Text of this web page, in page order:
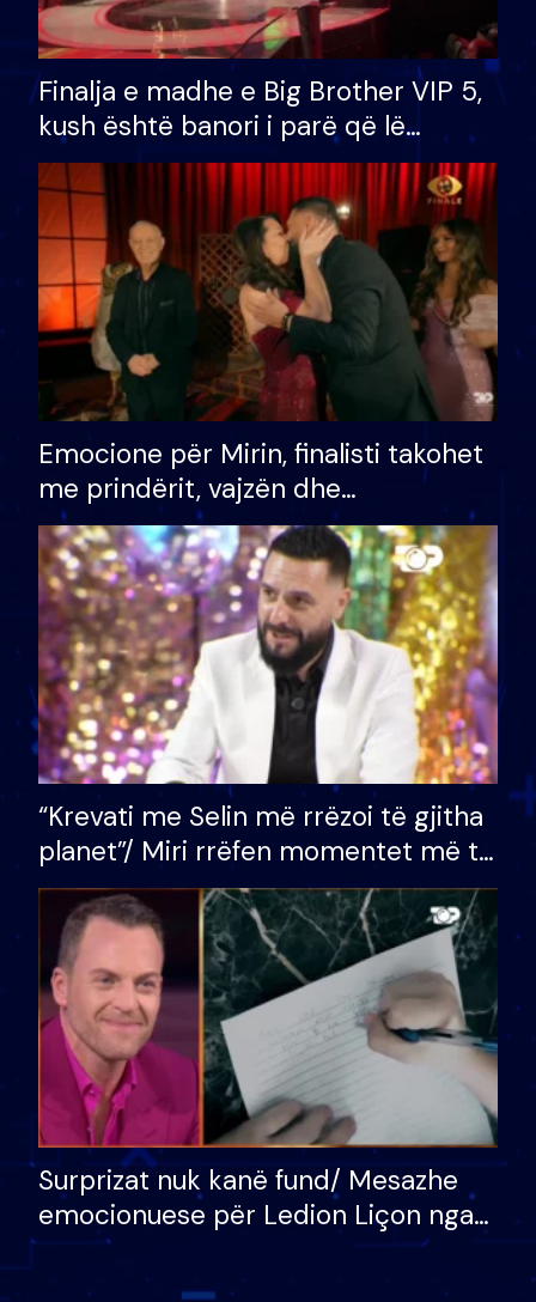
Finalja e madhe e Big Brother VIP 5,
kush është banori i parë që lë
shtëpinë dhe humb mundësinë për
të fituar çmimin e madh
Emocione për Mirin, finalisti takohet
me prindërit, vajzën dhe
bashkëshorten: S’kemi ndonjë letër
divorci apo jo?
“Krevati me Selin më rrëzoi të gjitha
planet”/ Miri rrëfen momentet më të
bukura në shtëpinë e BB VIP: Do më
mungojë zilja e mëngjesit kur…
Surprizat nuk kanë fund/ Mesazhe
emocionuese për Ledion Liçon nga
nëna dhe fëmijët e tij, moderatori
nuk i mban dot lotët: Nuk meritoj…